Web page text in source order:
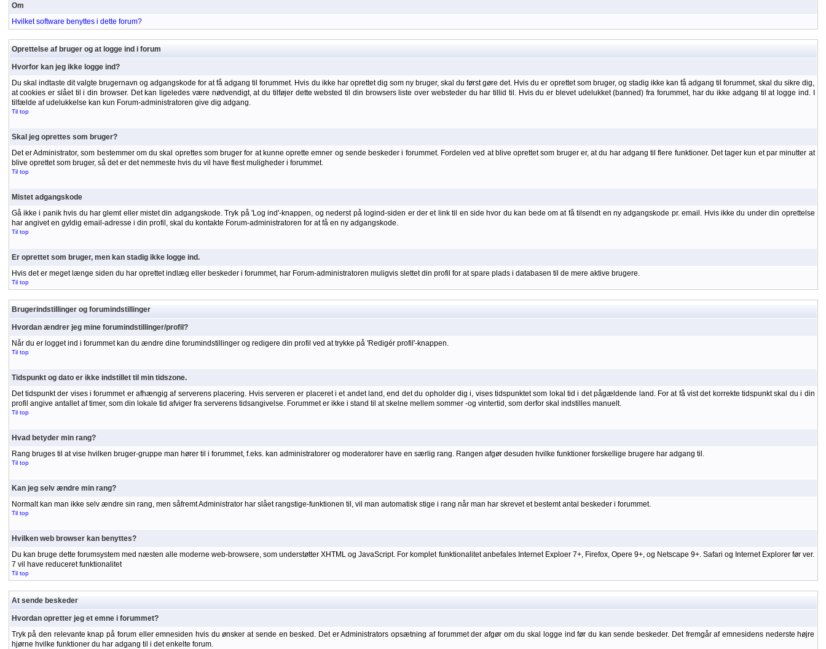
Om
Hvilket software benyttes i dette forum?
Oprettelse af bruger og at logge ind i forum
Hvorfor kan jeg ikke logge ind?
Du skal indtaste dit valgte brugernavn og adgangskode for at få adgang til forummet. Hvis du ikke har oprettet dig som ny bruger, skal du først gøre det. Hvis du er oprettet som bruger, og stadig ikke kan få adgang til forummet, skal du sikre dig,
at cookies er slået til i din browser. Det kan ligeledes være nødvendigt, at du tilføjer dette websted til din browsers liste over websteder du har tillid til. Hvis du er blevet udelukket (banned) fra forummet, har du ikke adgang til at logge ind. I
tilfælde af udelukkelse kan kun Forum-administratoren give dig adgang.
Til top
Skal jeg oprettes som bruger?
Det er Administrator, som bestemmer om du skal oprettes som bruger for at kunne oprette emner og sende beskeder i forummet. Fordelen ved at blive oprettet som bruger er, at du har adgang til flere funktioner. Det tager kun et par minutter at
blive oprettet som bruger, så det er det nemmeste hvis du vil have flest muligheder i forummet.
Til top
Mistet adgangskode
Gå ikke i panik hvis du har glemt eller mistet din adgangskode. Tryk på 'Log ind'-knappen, og nederst på logind-siden er der et link til en side hvor du kan bede om at få tilsendt en ny adgangskode pr. email. Hvis ikke du under din oprettelse
har angivet en gyldig email-adresse i din profil, skal du kontakte Forum-administratoren for at få en ny adgangskode.
Til top
Er oprettet som bruger, men kan stadig ikke logge ind.
Hvis det er meget længe siden du har oprettet indlæg eller beskeder i forummet, har Forum-administratoren muligvis slettet din profil for at spare plads i databasen til de mere aktive brugere.
Til top
Brugerindstillinger og forumindstillinger
Hvordan ændrer jeg mine forumindstillinger/profil?
Når du er logget ind i forummet kan du ændre dine forumindstillinger og redigere din profil ved at trykke på 'Redigér profil'-knappen.
Til top
Tidspunkt og dato er ikke indstillet til min tidszone.
Det tidspunkt der vises i forummet er afhængig af serverens placering. Hvis serveren er placeret i et andet land, end det du opholder dig i, vises tidspunktet som lokal tid i det pågældende land. For at få vist det korrekte tidspunkt skal du i din
profil angive antallet af timer, som din lokale tid afviger fra serverens tidsangivelse. Forummet er ikke i stand til at skelne mellem sommer -og vintertid, som derfor skal indstilles manuelt.
Til top
Hvad betyder min rang?
Rang bruges til at vise hvilken bruger-gruppe man hører til i forummet, f.eks. kan administratorer og moderatorer have en særlig rang. Rangen afgør desuden hvilke funktioner forskellige brugere har adgang til.
Til top
Kan jeg selv ændre min rang?
Normalt kan man ikke selv ændre sin rang, men såfremt Administrator har slået rangstige-funktionen til, vil man automatisk stige i rang når man har skrevet et bestemt antal beskeder i forummet.
Til top
Hvilken web browser kan benyttes?
Du kan bruge dette forumsystem med næsten alle moderne web-browsere, som understøtter XHTML og JavaScript. For komplet funktionalitet anbefales Internet Exploer 7+, Firefox, Opere 9+, og Netscape 9+. Safari og Internet Explorer før ver.
7 vil have reduceret funktionalitet
Til top
At sende beskeder
Hvordan opretter jeg et emne i forummet?
Tryk på den relevante knap på forum eller emnesiden hvis du ønsker at sende en besked. Det er Administrators opsætning af forummet der afgør om du skal logge ind før du kan sende beskeder. Det fremgår af emnesidens nederste højre
hjørne hvilke funktioner du har adgang til i det enkelte forum.